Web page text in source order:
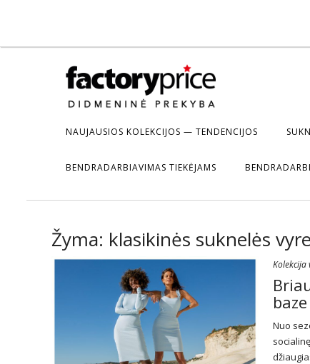
NAUJAUSIOS KOLEKCIJOS — TENDENCIJOS
BENDRADARBIAVIMAS TIEKĖJAMS
Žyma: klasikinės suknelės
Kolekcija
Nuo